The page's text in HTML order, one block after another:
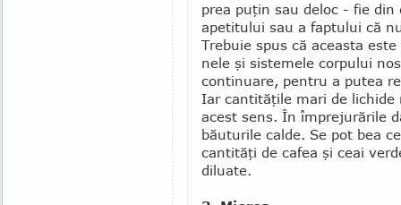
prea puţin sau deloc - fie
ape­titului sau a fap­tului că
Trebuie spus că aceasta
nele şi sist­emele cor­pului
con­tinua­re, pentru a putea
Iar can­tităţile mari de
acest sens. În împre­ju­rările
băuturile calde. Se pot bea
cantităţi de ca­fea şi ceai
diluate.